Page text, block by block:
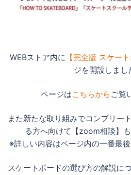
WEBストア内に 【完全版 スケー
ジを開設しまし
ページはこちらから ご覧
また新たな取り組みでコンプリー
る方へ向けて【zoom相談】
※詳しい内容はページ内の一番最後
スケートボードの選び方の解説に